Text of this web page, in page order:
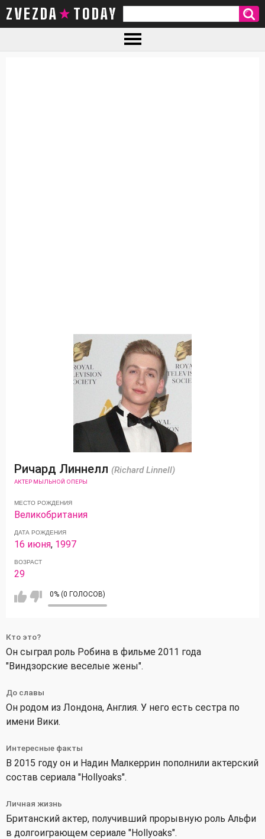
ZVEZDA TODAY
Ричард Линнелл (Richard Linnell)
АКТЕР МЫЛЬНОЙ ОПЕРЫ
МЕСТО РОЖДЕНИЯ
Великобритания
ДАТА РОЖДЕНИЯ
16 июня, 1997
ВОЗРАСТ
29
0% (0 ГОЛОСОВ)
Кто это?
Он сыграл роль Робина в фильме 2011 года
"Виндзорские веселые жены".
До славы
Он родом из Лондона, Англия. У него есть сестра по
имени Вики.
Интересные факты
В 2015 году он и Надин Малкеррин пополнили актерский
состав сериала "Hollyoaks".
Личная жизнь
Британский актер, получивший прорывную роль Альфи
в долгоиграющем сериале "Hollyoaks".